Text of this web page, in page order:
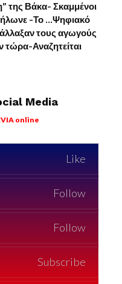
της Βάκα- Σκαμμένοι
-Το …Ψηφιακό
τους αγωγούς
Αναζητείται
Media
online
Like
Follow
Follow
Subscribe